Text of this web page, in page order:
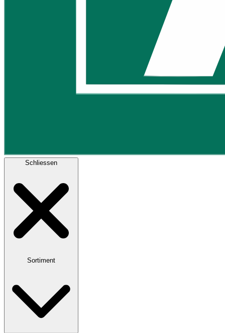
Schliessen
Sortiment